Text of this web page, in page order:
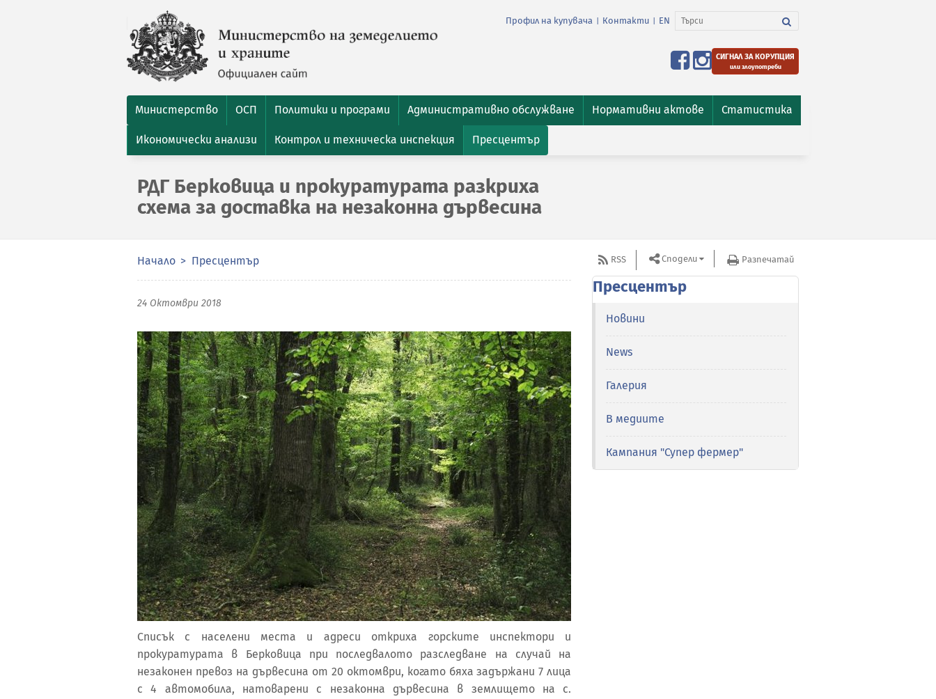
Профил на купувача Контакти EN
СИГНАЛ ЗА КОРУПЦИЯ
или злоупотреби
Министерство ОСП Политики и програми Административно обслужване Нормативни актове Статистика
Икономически анализи Контрол и техническа инспекция Пресцентър
РДГ Берковица и прокуратурата разкриха
схема за доставка на незаконна дървесина
Начало Пресцентър
24 Октомври 2018
Списък с населени места и адреси откриха горските инспектори и
прокуратурата в Берковица при последвалото разследване на случай на
незаконен превоз на дървесина от 20 октомври, когато бяха задържани 7 лица
с 4 автомобила, натоварени с незаконна дървесина в землището на с.
RSS Сподели Разпечатай
Пресцентър
Новини
News
Галерия
В медиите
Кампания "Супер фермер"